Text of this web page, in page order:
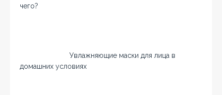
чего?
Увлажняющие маски для лица в
домашних условиях